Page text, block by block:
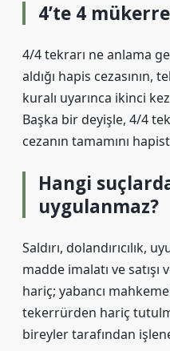
4’te 4
4/4 tekrarı ne anlama
aldığı hapis
kuralı uyarınca ikinci
Başka bir deyişle, 4/4
cezanın tamamını
Hangi
uygulanmaz?
Saldırı, dolandırıcılık,
madde imalatı ve
hariç; yabancı
tekerrürden hariç
bireyler tarafından